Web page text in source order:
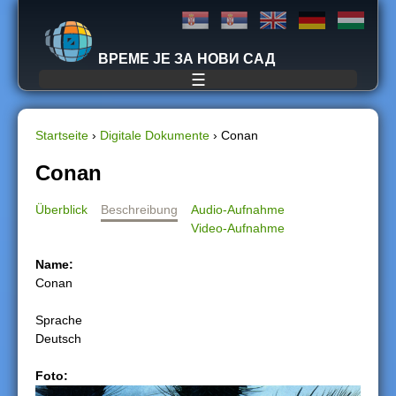
Jump to navigation
ВРЕМЕ ЈЕ ЗА НОВИ САД
☰
S
i
s
i
n
d
Startseite › Digitale Dokumente › Conan
Conan
Überblick Beschreibung
Audio-Aufnahme
Video-Aufnahme
Name:
Conan
Sprache
Deutsch
Foto: